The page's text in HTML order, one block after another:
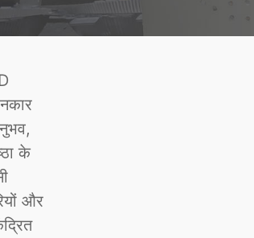
के
और